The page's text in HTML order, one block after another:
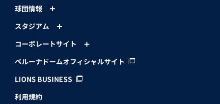
球団情報
スタジアム
コーポレートサイト
ベルーナドームオフィシャルサイト
LIONS BUSINESS
利用規約